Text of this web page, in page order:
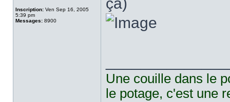
Inscription: Ven Sep 16, 2005
5:39 pm
Messages: 8900
Une couille dans le
le potage, c'est une